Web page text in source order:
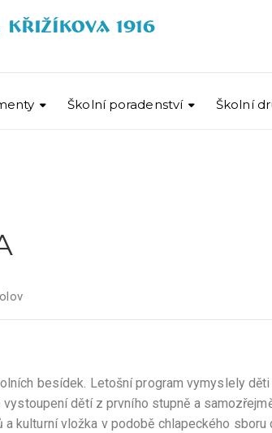
Školní poradenství Školní
besídek. Letošní program vymyslely děti
dětí z prvního stupně a
kulturní vložka v podobě chlapeckého sboru